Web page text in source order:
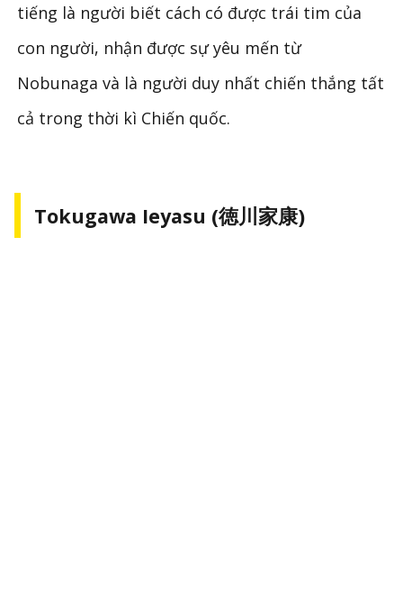
tiếng là người biết cách có được trái tim của
con người, nhận được sự yêu mến từ
Nobunaga và là người duy nhất chiến thắng tất
cả trong thời kì Chiến quốc.
Tokugawa Ieyasu (徳川家康)